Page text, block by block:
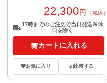
22,300円 （税込）
17時までのご注文で当日発送※休
日を除く
カートに入れる
お気に入り 比較する